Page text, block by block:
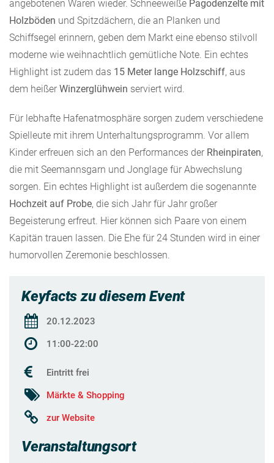
angebotenen Waren wieder. Schneeweiße Pagodenzelte mit
Holzböden und Spitzdächern, die an Planken und
Schiffsegel erinnern, geben dem Markt eine ebenso stilvoll
moderne wie weihnachtlich gemütliche Note. Ein echtes
Highlight ist zudem das 15 Meter lange Holzschiff, aus
dem heißer Winzerglühwein serviert wird.
Für lebhafte Hafenatmosphäre sorgen zudem verschiedene
Spielleute mit ihrem Unterhaltungsprogramm. Vor allem
Kinder erfreuen sich an den Performances der Rheinpiraten,
die mit Seemannsgarn und Jonglage für Abwechslung
sorgen. Ein echtes Highlight ist außerdem die sogenannte
Hochzeit auf Probe, die sich Jahr für Jahr großer
Begeisterung erfreut. Hier können sich Paare von einem
Kapitän trauen lassen. Die Ehe für 24 Stunden wird in einer
humorvollen Zeremonie beschlossen.
Keyfacts zu diesem Event
20.12.2023
11:00-22:00
Eintritt frei
Märkte & Shopping
zur Website
Veranstaltungsort